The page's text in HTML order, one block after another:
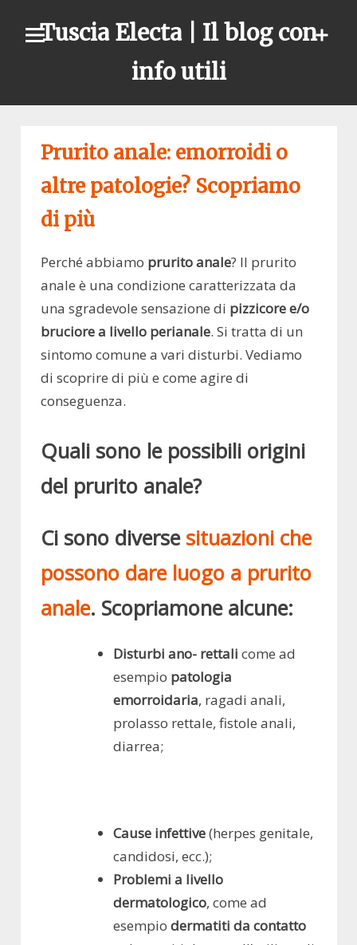
Tuscia Electa | Il blog con
info utili
Prurito anale: emorroidi o
altre patologie? Scopriamo
di più
Perché abbiamo prurito anale? Il prurito
anale è una condizione caratterizzata da
una sgradevole sensazione di pizzicore e/o
bruciore a livello perianale. Si tratta di un
sintomo comune a vari disturbi. Vediamo
di scoprire di più e come agire di
conseguenza.
Quali sono le possibili origini
del prurito anale?
Ci sono diverse situazioni che
possono dare luogo a prurito
anale. Scopriamone alcune:
Disturbi ano- rettali come ad
esempio patologia
emorroidaria, ragadi anali,
prolasso rettale, fistole anali,
diarrea;
Cause infettive(herpes genitale,
candidosi, ecc.);
Problemi a livello
dermatologico, come ad
esempio dermatiti da contatto